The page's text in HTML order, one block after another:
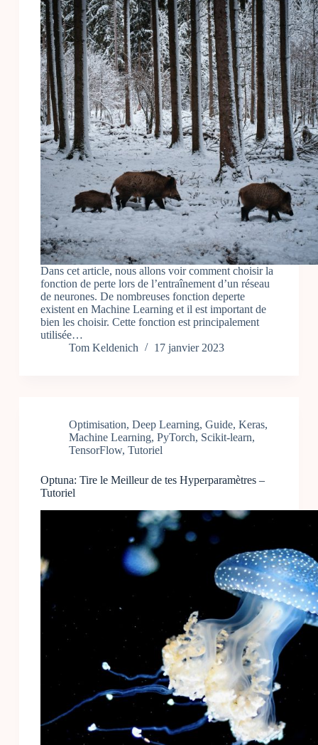
Dans cet article, nous allons voir comment choisir la
fonction de perte lors de l’entraînement d’un réseau
de neurones. De nombreuses fonction deperte
existent en Machine Learning et il est important de
bien les choisir. Cette fonction est principalement
utilisée…
Tom Keldenich
17 janvier 2023
Optimisation, Deep Learning, Guide, Keras,
Machine Learning, PyTorch, Scikit-learn,
TensorFlow, Tutoriel
Optuna: Tire le Meilleur de tes Hyperparamètres –
Tutoriel